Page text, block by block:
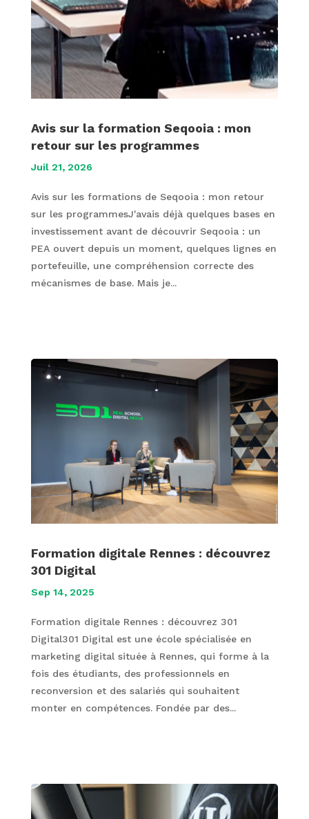
Avis sur la formation Seqooia : mon
retour sur les programmes
Juil 21, 2026
Avis sur les formations de Seqooia : mon retour
sur les programmesJ'avais déjà quelques bases en
investissement avant de découvrir Seqooia : un
PEA ouvert depuis un moment, quelques lignes en
portefeuille, une compréhension correcte des
mécanismes de base. Mais je...
Formation digitale Rennes : découvrez
301 Digital
Sep 14, 2025
Formation digitale Rennes : découvrez 301
Digital301 Digital est une école spécialisée en
marketing digital située à Rennes, qui forme à la
fois des étudiants, des professionnels en
reconversion et des salariés qui souhaitent
monter en compétences. Fondée par des...